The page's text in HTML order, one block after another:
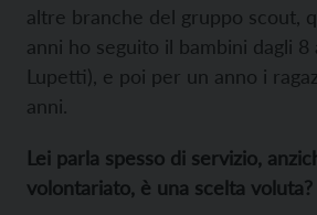
altre branche del gruppo scout,
anni ho seguito il bambini dagli 8
Lupetti), e poi per un anno i
anni.
Lei parla spesso di servizio,
volontariato, è una scelta voluta?